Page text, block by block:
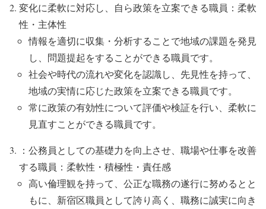
変化に柔軟に対応し、自ら政策を立案できる職員： 柔軟
性・主体性
情報を適切に収集・分析することで地域の課題を発見
し、問題提起をすることができる職員です。
社会や時代の流れや変化を認識し、先見性を持って、
地域の実情に応じた政策を立案できる職員です。
常に政策の有効性について評価や検証を行い、柔軟に
見直すことができる職員です。
：公務員としての基礎力を向上させ、職場や仕事を改善
する職員： 柔軟性・積極性・責任感
高い倫理観を持って、公正な職務の遂行に努めるとと
もに、新宿区職員として誇り高く、職務に誠実に向き